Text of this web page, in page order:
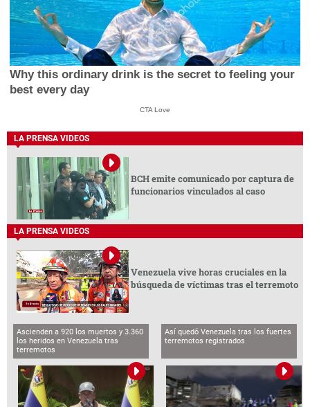
Why this ordinary drink is the secret to feeling your
best every day
CTA Love
LA PRENSA VIDEOS
BCH emite comunicado por captura de
funcionarios vinculados al caso
LA PRENSA VIDEOS
Venezuela vive horas cruciales en la
búsqueda de víctimas tras el terremoto
Ascienden a 920 los muertos y 3.360
los heridos en Venezuela tras
terremotos
Así quedó Venezuela tras los fuertes
terremotos registrados